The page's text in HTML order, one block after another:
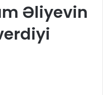
Əliyevin